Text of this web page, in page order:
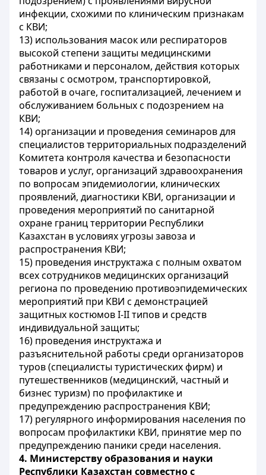
инфекции, схожими по клиническим признакам
с КВИ;
13) использования масок или респираторов
высокой степени защиты медицинскими
работниками и персоналом, действия которых
связаны с осмотром, транспортировкой,
работой в очаге, госпитализацией, лечением и
обслуживанием больных с подозрением на
КВИ;
14) организации и проведения семинаров для
специалистов территориальных подразделений
Комитета контроля качества и безопасности
товаров и услуг, организаций здравоохранения
по вопросам эпидемиологии, клинических
проявлений, диагностики КВИ, организации и
проведения мероприятий по санитарной
охране границ территории Республики
Казахстан в условиях угрозы завоза и
распространения КВИ;
15) проведения инструктажа с полным охватом
всех сотрудников медицинских организаций
региона по проведению противоэпидемических
мероприятий при КВИ с демонстрацией
защитных костюмов І-II типов и средств
индивидуальной защиты;
16) проведения инструктажа и
разъяснительной работы среди организаторов
туров (специалисты туристических фирм) и
путешественников (медицинский, частный и
бизнес туризм) по профилактике и
предупреждению распространения КВИ;
17) регулярного информирования населения по
вопросам профилактики КВИ, принятие мер по
предупреждению паники среди населения.
4. Министерству образования и науки
Республики Казахстан совместно с